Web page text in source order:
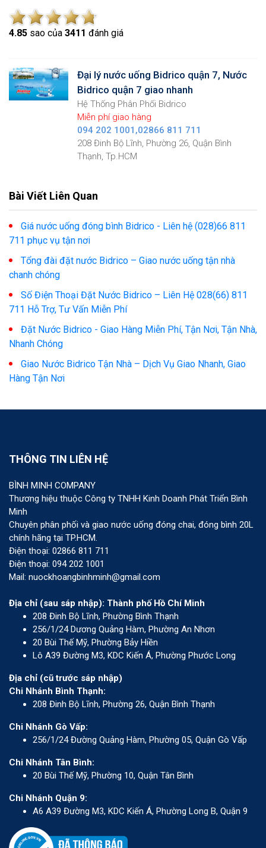
4.85 sao của 3411 đánh giá
Đại lý nước uống Bidrico quận 7, Nước
Bidrico quận 7 giao nhanh
Hệ Thống Phân Phối Bidrico
Miễn phí giao hàng
094 202 1001,02866 811 711
208 Đinh Bộ Lĩnh, Phường 26, Quận Bình
Thạnh, Tp.HCM
Bài Viết Liên Quan
Giá nước uống đóng bình Bidrico - Liên hệ (028)66 811
711 phục vụ tận nơi
Tổng đài đặt nước Bidrico – Giao nước uống tận nhà
chanh chóng
Số Điện Thoại Đặt Nước Bidrico – Liên Hệ 028(66) 811
711 Hỗ Trợ, Tư Vấn Miễn Phí
Đặt Nước Bidrico - Giao Hàng Miễn Phí, Tận Nơi, Tận Nhà,
Nhanh Chóng
Giao Nước Bidrico Tận Nhà – Dịch Vụ Giao Nhanh, Giao
Hàng Tận Nơi
THÔNG TIN LIÊN HỆ
BÌNH MINH COMPANY
Thương hiệu thuộc Công ty TNHH Kinh Doanh Phát Triển Bình
Minh
Chuyên phân phối và giao nước uống đóng chai, đóng bình 20L
chính hãng tại TP.HCM.
Điện thoại: 02866 811 711
Điện thoại: 094 202 1001
Mail: nuockhoangbinhminh@gmail.com
Địa chỉ (sau sáp nhập): Thành phố Hồ Chí Minh
208 Đinh Bộ Lĩnh, Phường Bình Thạnh
256/1/24 Dương Quảng Hàm, Phường An Nhơn
20 Bùi Thế Mỹ, Phường Bảy Hiền
Lô A39 Đường M3, KDC Kiến Á, Phường Phước Long
Địa chỉ (cũ trước sáp nhập)
Chi Nhánh Bình Thạnh:
208 Đinh Bộ Lĩnh, Phường 26, Quận Bình Thạnh
Chi Nhánh Gò Vấp:
256/1/24 Đường Quảng Hàm, Phường 05, Quận Gò Vấp
Chi Nhánh Tân Bình:
20 Bùi Thế Mỹ, Phường 10, Quận Tân Bình
Chi Nhánh Quận 9:
A6 A39 Đường M3, KDC Kiến Á, Phường Long B, Quận 9